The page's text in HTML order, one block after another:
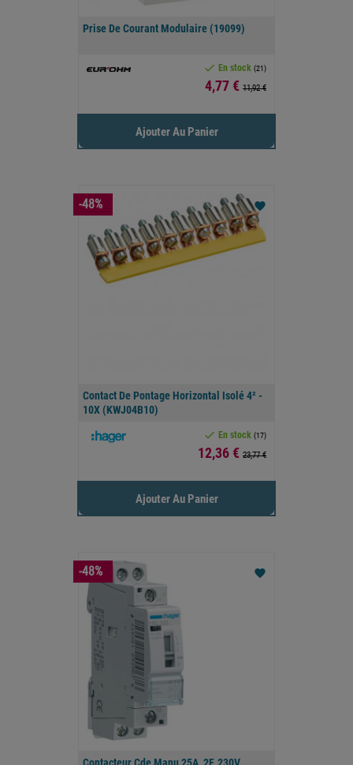
Prise De Courant Modulaire (19099)
 En stock (21)
Prix
4,77 € 11,92 €
Ajouter Au Panier
Contact De Pontage Horizontal Isolé 4² -
10X (KWJ04B10)
 En stock (17)
Prix
12,36 € 23,77 €
favorite
Ajouter Au Panier
-48%
favorite
-48%